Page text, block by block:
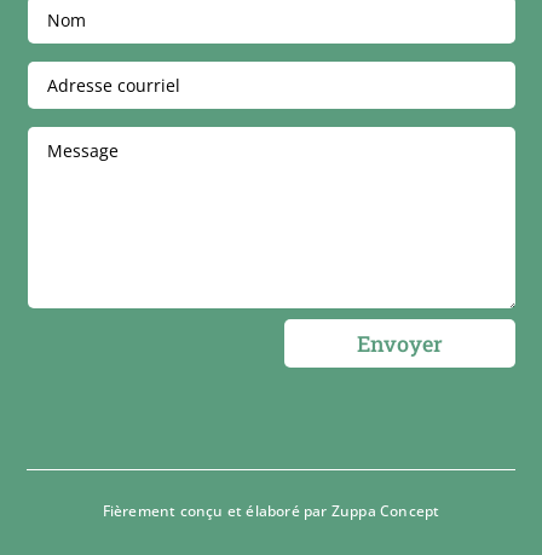
Envoyer
Fièrement conçu et élaboré par Zuppa Concept